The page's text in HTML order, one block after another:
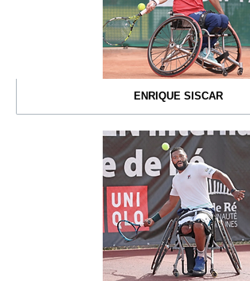
ENRIQUE SISCAR